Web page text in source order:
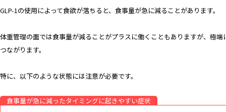
GLP-1の使用によって食欲が落ちると、食事量が急に減ることがあります。
体重管理の面では食事量が減ることがプラスに働くこともありますが、極
つながります。
特に、以下のような状態には注意が必要です。
食事量が急に減ったタイミングに起きやすい症状